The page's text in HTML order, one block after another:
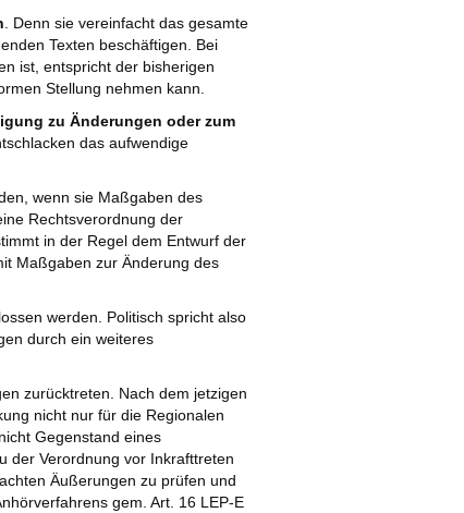
. Denn sie vereinfacht das gesamte
Texten beschäftigen. Bei
ist, entspricht der bisherigen
Stellung nehmen kann.
zu Änderungen oder zum
das aufwendige
wenn sie Maßgaben des
Rechtsverordnung der
in der Regel dem Entwurf der
Maßgaben zur Änderung des
werden. Politisch spricht also
durch ein weiteres
zurücktreten. Nach dem jetzigen
nicht nur für die Regionalen
Gegenstand eines
der Verordnung vor Inkrafttreten
Äußerungen zu prüfen und
gem. Art. 16 LEP-E